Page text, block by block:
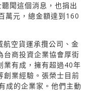
聞這個消息，也捐出
萬元，總金額達到160
空貨運承攬公司、金
台商投資企業協會厚街
業有成，擁有超過40年
創業經驗。張榮士目前
成的企業家。他們主動